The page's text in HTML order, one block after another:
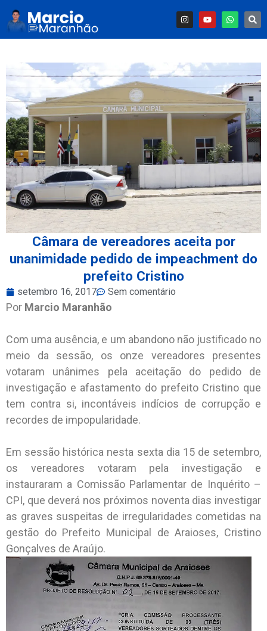
Câmara de vereadores aceita por
unanimidade pedido de impeachment do
prefeito Cristino
setembro 16, 2017 Sem comentário
Por Marcio Maranhão
Com uma ausência, e um abandono não justificado no
meio da sessão, os onze vereadores presentes
votaram unânimes pela aceitação do pedido de
investigação e afastamento do prefeito Cristino que
tem contra si, incontáveis indícios de corrupção e
recordes de impopularidade.
Em sessão histórica nesta sexta dia 15 de setembro,
os vereadores votaram pela investigação e
instauraram a Comissão Parlamentar de Inquérito –
CPI, que deverá nos próximos noventa dias investigar
as graves suspeitas de irregularidades cometidas na
gestão do Prefeito Municipal de Araioses, Cristino
Gonçalves de Araújo.